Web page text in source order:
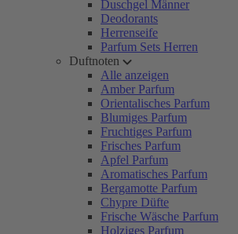
Duschgel Männer
Deodorants
Herrenseife
Parfum Sets Herren
Duftnoten
Alle anzeigen
Amber Parfum
Orientalisches Parfum
Blumiges Parfum
Fruchtiges Parfum
Frisches Parfum
Apfel Parfum
Aromatisches Parfum
Bergamotte Parfum
Chypre Düfte
Frische Wäsche Parfum
Holziges Parfum